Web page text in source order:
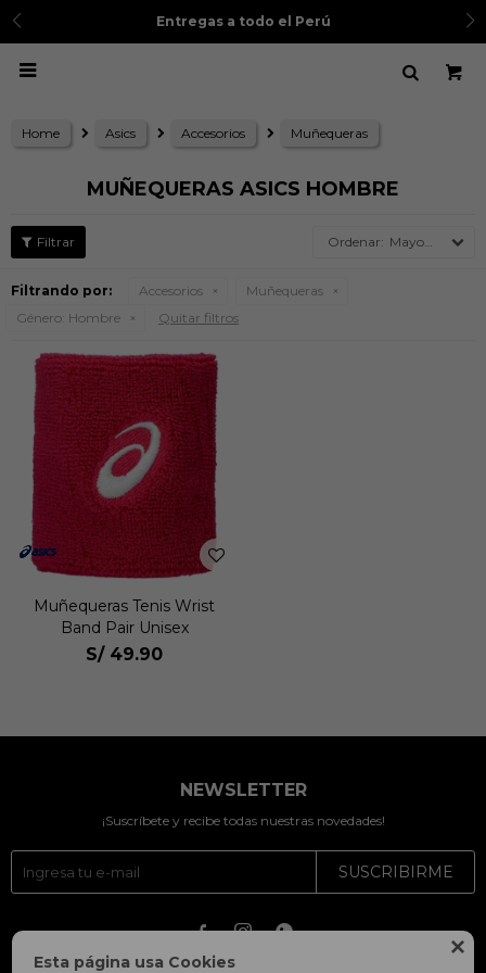

Esta página usa Cookies
Entregas a todo el Perú

Home Asics Accesorios Muñequeras
MUÑEQUERAS ASICS HOMBRE
Mayor precio
Filtrando por: Accesorios
Muñequeras
Género: Hombre Quitar filtros
Muñequeras Tenis Wrist
Band Pair Unisex
S/ 49.90
NEWSLETTER
¡Suscríbete y recibe todas nuestras novedades!
SUSCRIBIRME
  